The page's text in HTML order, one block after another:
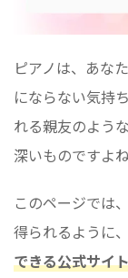
ピアノは、あな
にならない気持
れる親友のよう
深いものですよね
このページでは
得られるように、
できる公式サイ